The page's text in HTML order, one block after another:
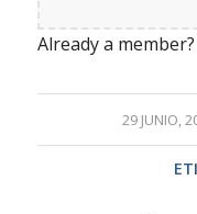
Already a member?
29 JUNIO,
/